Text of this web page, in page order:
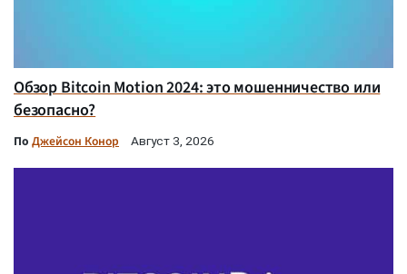
Обзор Bitcoin Motion 2024: это мошенничество или
безопасно?
По Джейсон Конор Август 3, 2026